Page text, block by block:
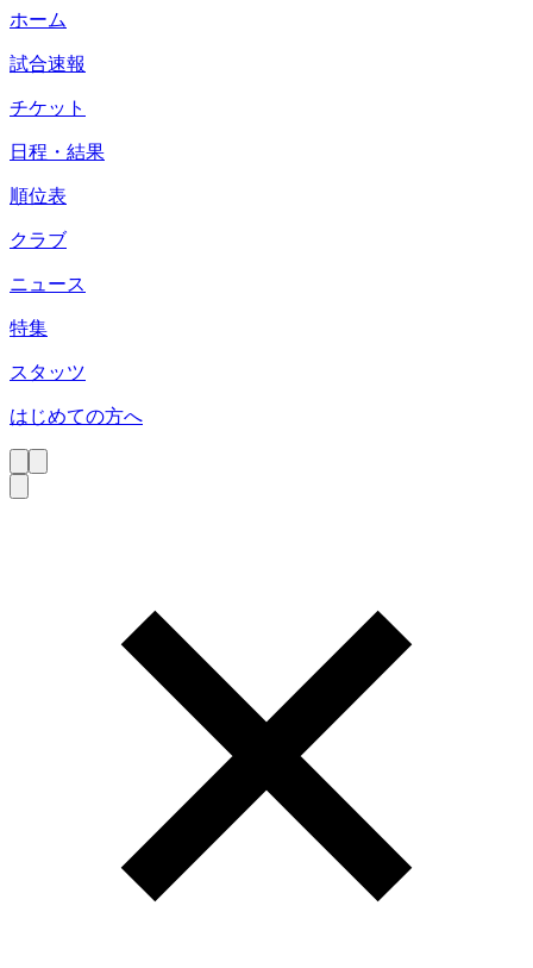
ホーム
試合速報
チケット
日程・結果
順位表
クラブ
ニュース
特集
スタッツ
はじめての方へ